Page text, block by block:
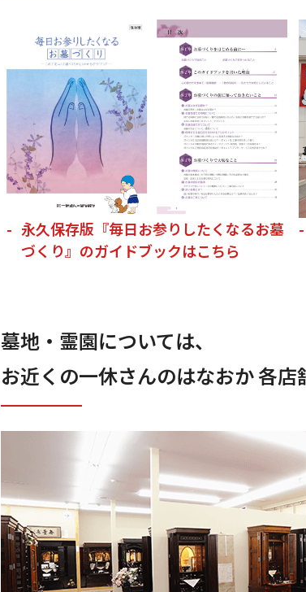
永久保存版『毎日お参りしたくなるお墓
づくり』のガイドブックはこちら
墓地・霊園については、
お近くの一休さんのはなおか 各店